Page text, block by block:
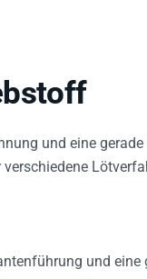
und eine gerade
und eine